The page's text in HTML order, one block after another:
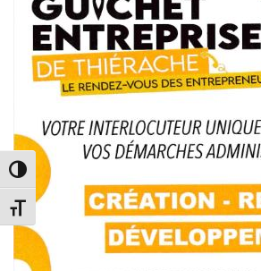
PASSER EN CONTRASTE ÉLEVÉ
CHANGER LA TAILLE DE LA POLICE